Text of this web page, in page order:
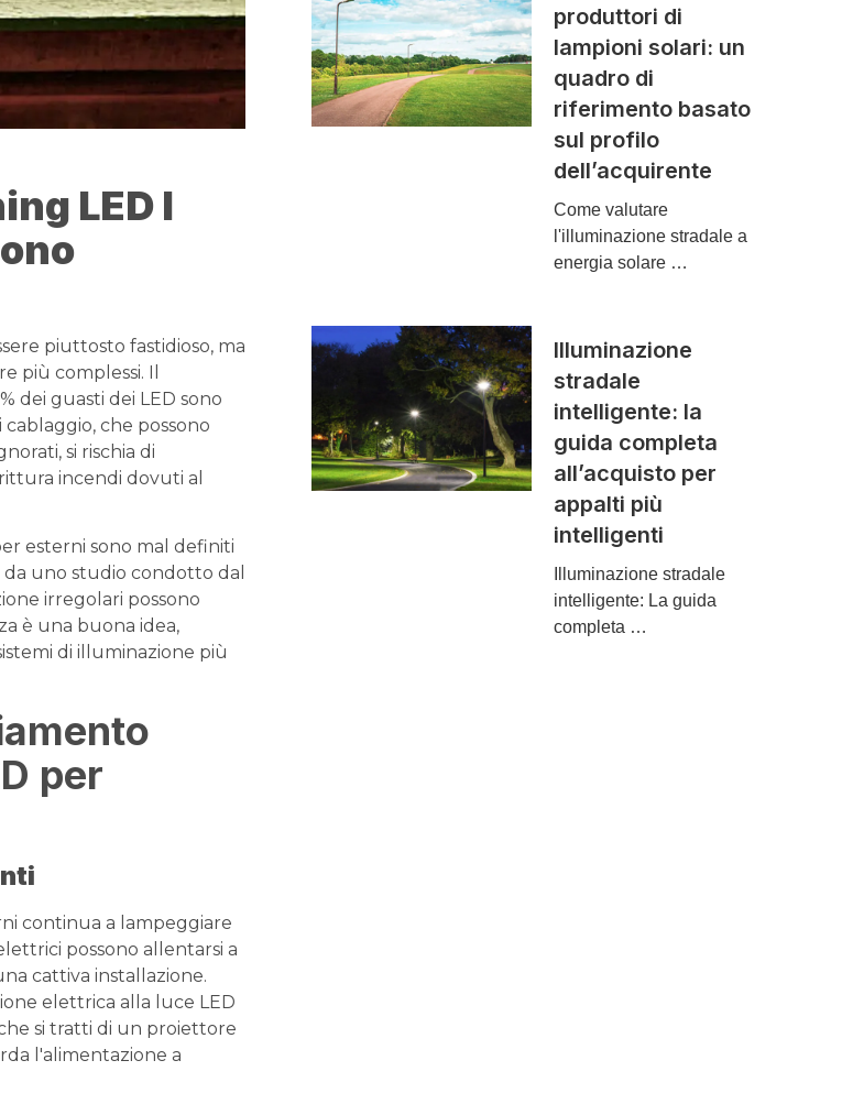
LED I
piuttosto fastidioso, ma
più complessi. Il
dei guasti dei LED sono
che possono
si rischia di
incendi dovuti al
esterni sono mal definiti
uno studio condotto dal
irregolari possono
è una buona idea,
di illuminazione più
per
continua a lampeggiare
possono allentarsi a
cattiva installazione.
elettrica alla luce LED
si tratti di un proiettore
l'alimentazione a
produttori di
lampioni solari: un
quadro di
riferimento basato
sul profilo
dell’acquirente
Come valutare
l'illuminazione stradale a
energia solare …
Illuminazione
stradale
intelligente: la
guida completa
all’acquisto per
appalti più
intelligenti
Illuminazione stradale
intelligente: La guida
completa …